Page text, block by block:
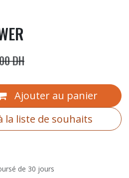
DH
Ajouter au panier
la liste de souhaits
de 30 jours